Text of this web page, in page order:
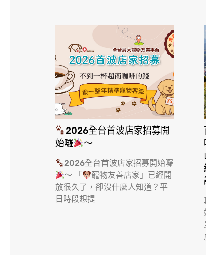
2026全台首波店家招募開
始囉
～
2026全台首波店家招募開始囉
～ 「
寵物友善店家」已經開
放很久了，卻沒什麼人知道？平
日時段想提